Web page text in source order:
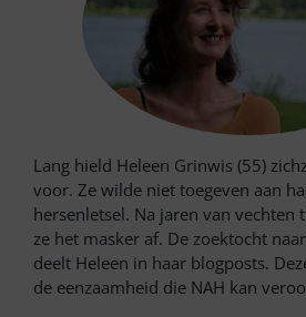
Lang hield Heleen Grinwis (55)
voor. Ze wilde niet toegeven aan
hersenletsel. Na jaren van vechten
ze het masker af. De zoektocht
deelt Heleen in haar blogposts.
de eenzaamheid die NAH kan